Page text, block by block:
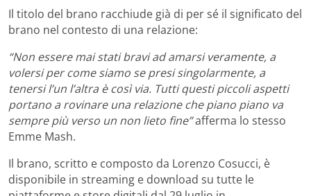
Il titolo del brano racchiude già di per sé il significato del
brano nel contesto di una relazione:
“Non essere mai stati bravi ad amarsi veramente, a
volersi per come siamo se presi singolarmente, a
tenersi l’un l’altra è così via. Tutti questi piccoli aspetti
portano a rovinare una relazione che piano piano va
sempre più verso un non lieto fine”afferma lo stesso
Emme Mash.
Il brano, scritto e composto da Lorenzo Cosucci, è
disponibile in streaming e download su tutte le